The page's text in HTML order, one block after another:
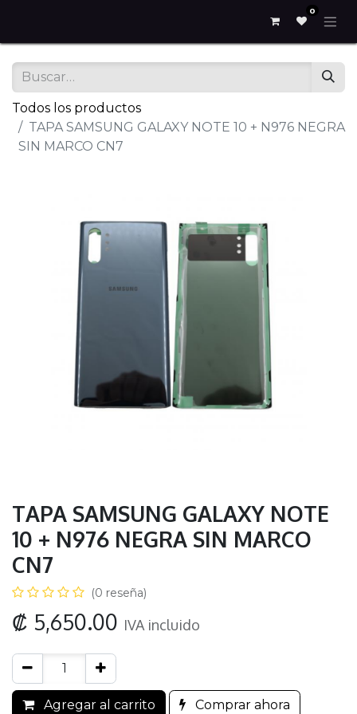
0
Todos los productos
TAPA SAMSUNG GALAXY NOTE 10 + N976 NEGRA
SIN MARCO CN7
TAPA SAMSUNG GALAXY NOTE
10 + N976 NEGRA SIN MARCO
CN7
(0 reseña)
₡ 5,650.00 IVA incluido
Agregar al carrito Comprar ahora